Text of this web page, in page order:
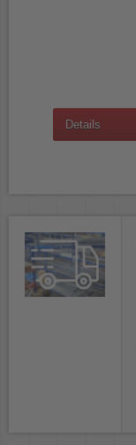
Details